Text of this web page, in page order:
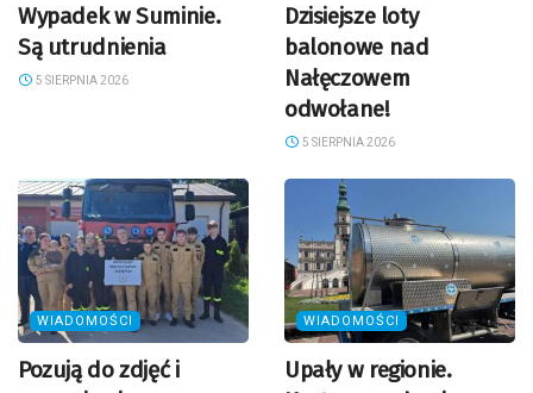
Wypadek w Suminie.
Są utrudnienia
5 SIERPNIA 2026
Dzisiejsze loty
balonowe nad
Nałęczowem
odwołane!
5 SIERPNIA 2026
WIADOMOŚCI
Pozują do zdjęć i
WIADOMOŚCI
Upały w regionie.